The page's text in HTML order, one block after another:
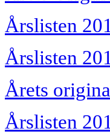
Årslisten
Årslisten
Årets
Årslisten